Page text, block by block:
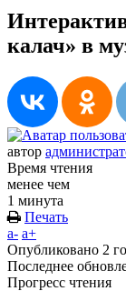
калач» в
автор
Время чтения
менее чем
1 минута
Печать
a- a+
Опубликовано 2
Последнее
Прогресс чтения